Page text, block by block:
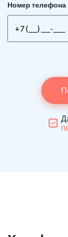
Номер телефона